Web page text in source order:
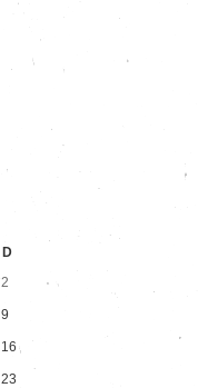
D
2
9
16
23